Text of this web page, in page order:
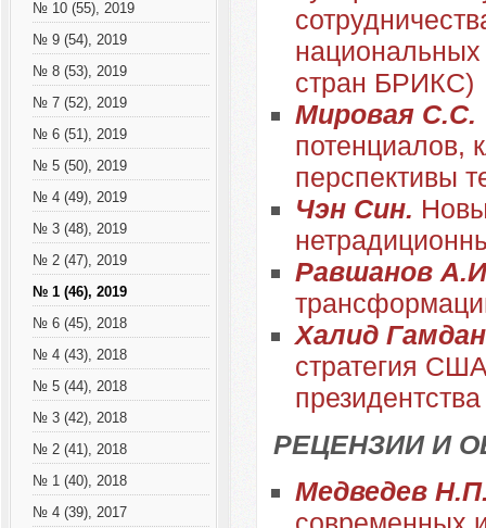
№ 10 (55), 2019
№ 9 (54), 2019
№ 8 (53), 2019
№ 7 (52), 2019
№ 6 (51), 2019
№ 5 (50), 2019
№ 4 (49), 2019
№ 3 (48), 2019
№ 2 (47), 2019
№ 1 (46), 2019
№ 6 (45), 2018
№ 4 (43), 2018
№ 5 (44), 2018
№ 3 (42), 2018
№ 2 (41), 2018
№ 1 (40), 2018
№ 4 (39), 2017
национальных
стран БРИКС)
Мировая С.С.
потенциалов,
перспективы
Чэн Син.
Равшанов
Халид
стратегия
РЕЦЕНЗИИ И
Медведев